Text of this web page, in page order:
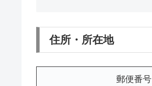
住所・所在地
郵便番号